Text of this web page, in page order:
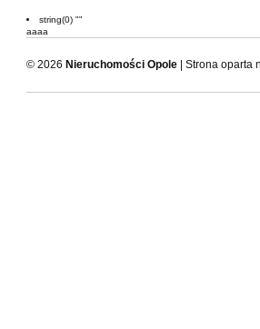
string(0) ""
aaaa
© 2026 Nieruchomości Opole | Strona oparta